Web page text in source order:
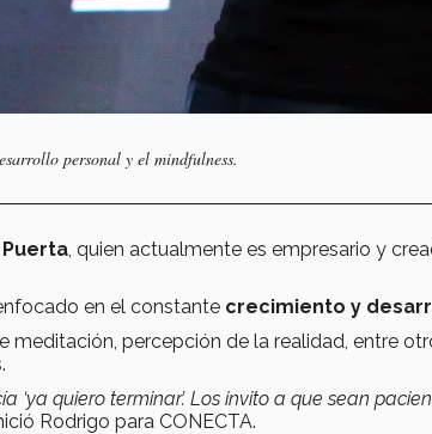
personal y el mindfulness.
, quien actualmente es empresario y
en el constante crecimiento y
meditación, percepción de la realidad, entre
‘ya quiero terminar’. Los invito a que sean
Rodrigo para CONECTA.